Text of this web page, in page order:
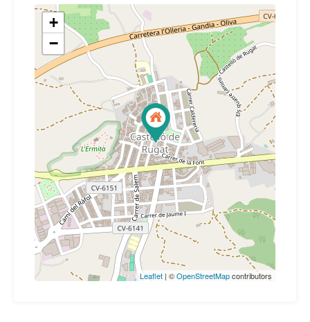
+
−
Leaflet | ©OpenStreetMapcontributors